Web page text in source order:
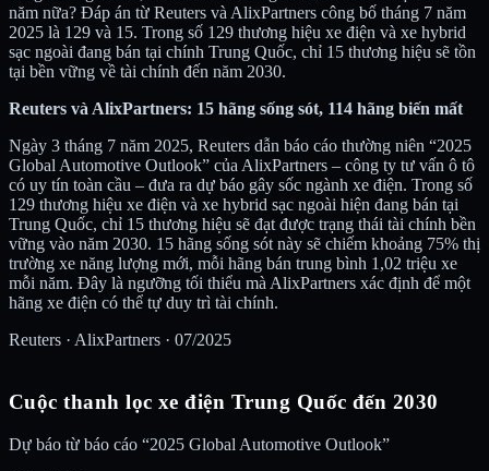
năm nữa? Đáp án từ Reuters và AlixPartners công bố tháng 7 năm
2025 là 129 và 15. Trong số 129 thương hiệu xe điện và xe hybrid
sạc ngoài đang bán tại chính Trung Quốc, chỉ 15 thương hiệu sẽ tồn
tại bền vững về tài chính đến năm 2030.
Reuters và AlixPartners: 15 hãng sống sót, 114 hãng biến mất
Ngày 3 tháng 7 năm 2025, Reuters dẫn báo cáo thường niên “2025
Global Automotive Outlook” của AlixPartners – công ty tư vấn ô tô
có uy tín toàn cầu – đưa ra dự báo gây sốc ngành xe điện. Trong số
129 thương hiệu xe điện và xe hybrid sạc ngoài hiện đang bán tại
Trung Quốc, chỉ 15 thương hiệu sẽ đạt được trạng thái tài chính bền
vững vào năm 2030. 15 hãng sống sót này sẽ chiếm khoảng 75% thị
trường xe năng lượng mới, mỗi hãng bán trung bình 1,02 triệu xe
mỗi năm. Đây là ngưỡng tối thiểu mà AlixPartners xác định để một
hãng xe điện có thể tự duy trì tài chính.
Reuters · AlixPartners · 07/2025
Cuộc thanh lọc xe điện Trung Quốc đến 2030
Dự báo từ báo cáo “2025 Global Automotive Outlook”